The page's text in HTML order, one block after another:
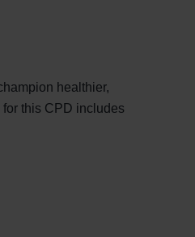
healthier,
this CPD includes